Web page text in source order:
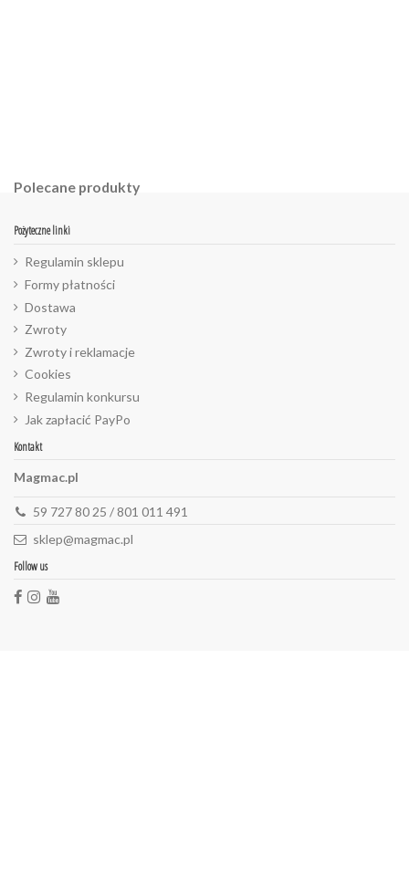
Polecane produkty
Pożyteczne linki
Regulamin sklepu
Formy płatności
Dostawa
Zwroty
Zwroty i reklamacje
Cookies
Regulamin konkursu
Jak zapłacić PayPo
Kontakt
Magmac.pl
59 727 80 25 / 801 011 491
sklep@magmac.pl
Follow us